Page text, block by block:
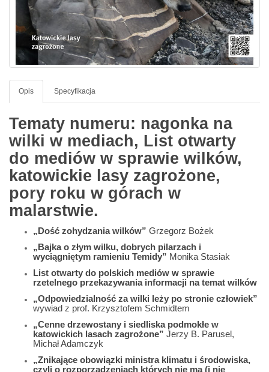
Opis Specyfikacja
Tematy numeru: nagonka na
wilki w mediach, List otwarty
do mediów w sprawie wilków,
katowickie lasy zagrożone,
pory roku w górach w
malarstwie.
„Dość zohydzania wilków” Grzegorz Bożek
„Bajka o złym wilku, dobrych pilarzach i
wyciągniętym ramieniu Temidy” Monika Stasiak
List otwarty do polskich mediów w sprawie
rzetelnego przekazywania informacji na temat wilków
„Odpowiedzialność za wilki leży po stronie człowiek”
wywiad z prof. Krzysztofem Schmidtem
„Cenne drzewostany i siedliska podmokłe w
katowickich lasach zagrożone” Jerzy B. Parusel,
Michał Adamczyk
„Znikające obowiązki ministra klimatu i środowiska,
czyli o rozporządzeniach których nie ma (i nie